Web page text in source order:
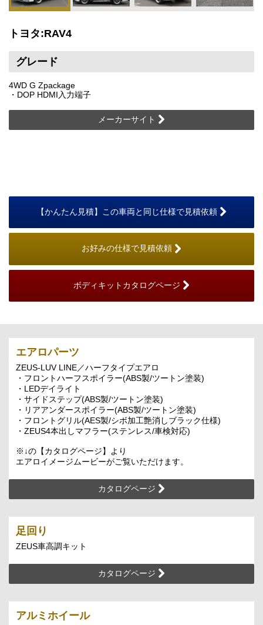
トヨタ:RAV4
グレード
4WD G Zpackage
・DOP HDMI入力端子
メーカーサイト
【かんたん見積】この車両と同じ仕様で見積依頼
お好みの仕様で見積依頼
ボディキットカタログページ
エアロパーツ
ZEUS-LUV LINE／ハーフタイプエアロ
・フロントハーフスポイラー(ABS製/ツートン塗装)
・LEDデイライト
・サイドステップ(ABS製/ツートン塗装)
・リアアンダースポイラー(ABS製/ツートン塗装)
・フロントグリル(AES製/シボ加工艶消しブラック仕様)
・ZEUS4本出しマフラー(ステンレス/車検対応)
※↓の【カタログページ】より
エアロイメージムービーがご覧いただけます。
カタログページ
足回り
ZEUS車高調キット
カタログページ
アルミホイール